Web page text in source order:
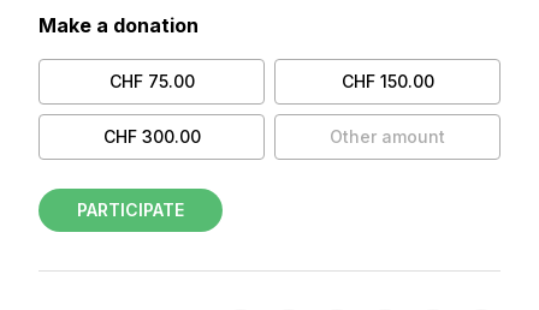
Make a donation
CHF 75.00 CHF 150.00
CHF 300.00 Other amount
PARTICIPATE